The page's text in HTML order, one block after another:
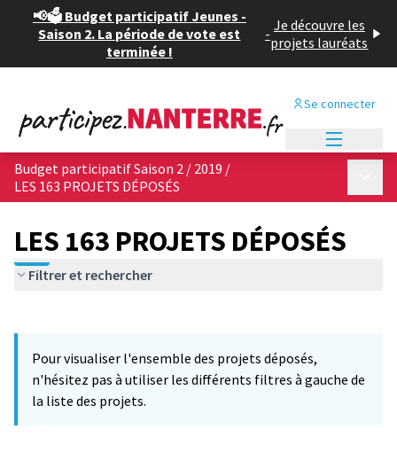
📢🗳️ Budget participatif Jeunes -
Saison 2. La période de vote est
terminée !
- Je découvre les
projets lauréats
Se connecter
Budget participatif Saison 2 / 2019 /
LES 163 PROJETS DÉPOSÉS
LES 163 PROJETS DÉPOSÉS
Filtrer et rechercher
−
Pour visualiser l'ensemble des projets déposés,
n'hésitez pas à utiliser les différents filtres à gauche de
la liste des projets.